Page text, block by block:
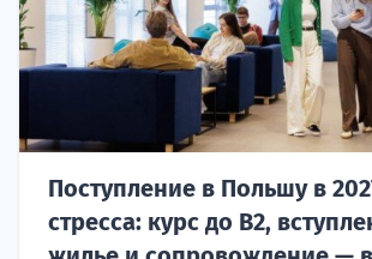
Поступление в Польшу в
стресса: курс до B2,